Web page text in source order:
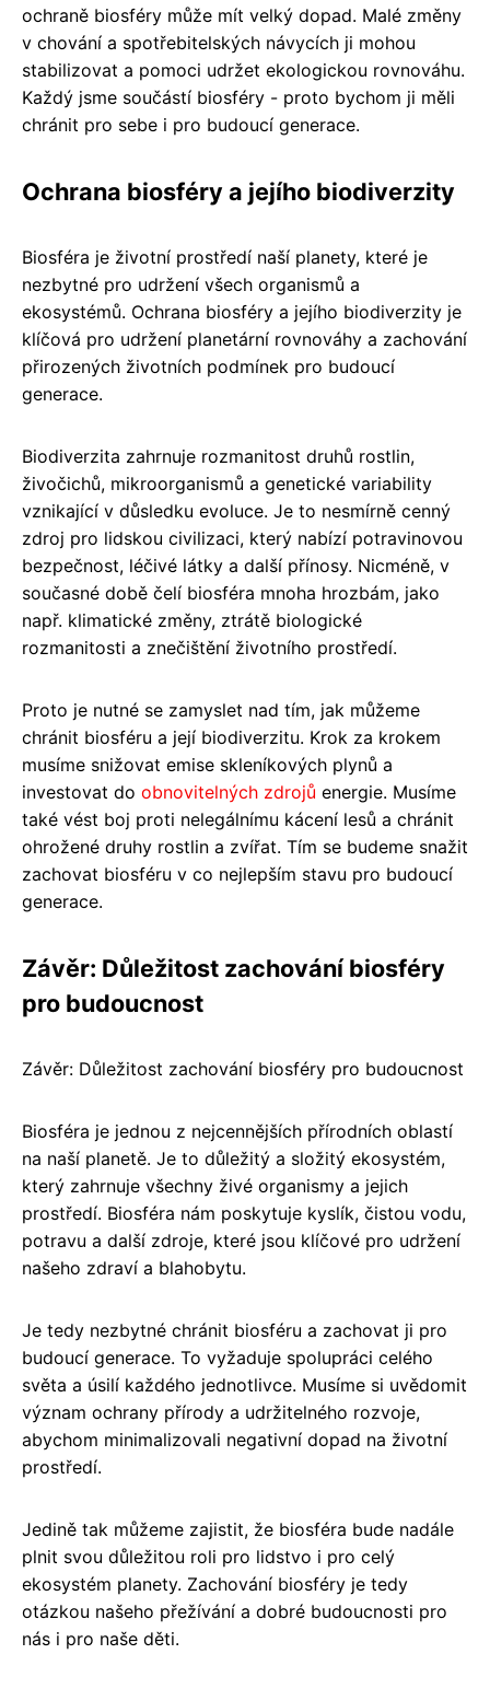
ochraně biosféry může mít velký dopad. Malé změny
v chování a spotřebitelských návycích ji mohou
stabilizovat a pomoci udržet ekologickou rovnováhu.
Každý jsme součástí biosféry - proto bychom ji měli
chránit pro sebe i pro budoucí generace.
Ochrana biosféry a jejího biodiverzity
Biosféra je životní prostředí naší planety, které je
nezbytné pro udržení všech organismů a
ekosystémů. Ochrana biosféry a jejího biodiverzity je
klíčová pro udržení planetární rovnováhy a zachování
přirozených životních podmínek pro budoucí
generace.
Biodiverzita zahrnuje rozmanitost druhů rostlin,
živočichů, mikroorganismů a genetické variability
vznikající v důsledku evoluce. Je to nesmírně cenný
zdroj pro lidskou civilizaci, který nabízí potravinovou
bezpečnost, léčivé látky a další přínosy. Nicméně, v
současné době čelí biosféra mnoha hrozbám, jako
např. klimatické změny, ztrátě biologické
rozmanitosti a znečištění životního prostředí.
Proto je nutné se zamyslet nad tím, jak můžeme
chránit biosféru a její biodiverzitu. Krok za krokem
musíme snižovat emise skleníkových plynů a
investovat do obnovitelných zdrojů energie. Musíme
také vést boj proti nelegálnímu kácení lesů a chránit
ohrožené druhy rostlin a zvířat. Tím se budeme snažit
zachovat biosféru v co nejlepším stavu pro budoucí
generace.
Závěr: Důležitost zachování biosféry
pro budoucnost
Závěr: Důležitost zachování biosféry pro budoucnost
Biosféra je jednou z nejcennějších přírodních oblastí
na naší planetě. Je to důležitý a složitý ekosystém,
který zahrnuje všechny živé organismy a jejich
prostředí. Biosféra nám poskytuje kyslík, čistou vodu,
potravu a další zdroje, které jsou klíčové pro udržení
našeho zdraví a blahobytu.
Je tedy nezbytné chránit biosféru a zachovat ji pro
budoucí generace. To vyžaduje spolupráci celého
světa a úsilí každého jednotlivce. Musíme si uvědomit
význam ochrany přírody a udržitelného rozvoje,
abychom minimalizovali negativní dopad na životní
prostředí.
Jedině tak můžeme zajistit, že biosféra bude nadále
plnit svou důležitou roli pro lidstvo i pro celý
ekosystém planety. Zachování biosféry je tedy
otázkou našeho přežívání a dobré budoucnosti pro
nás i pro naše děti.